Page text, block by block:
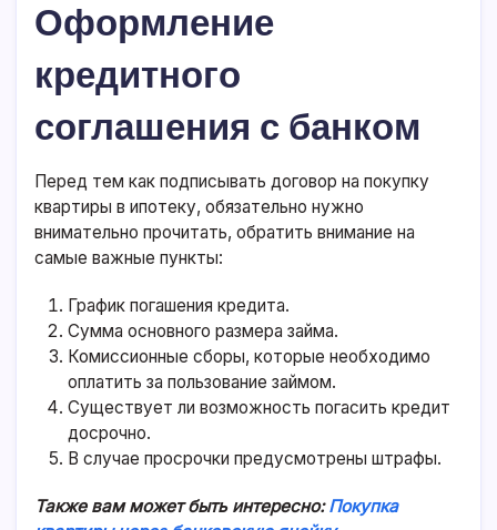
Оформление
кредитного
соглашения с банком
Перед тем как подписывать договор на покупку
квартиры в ипотеку, обязательно нужно
внимательно прочитать, обратить внимание на
самые важные пункты:
График погашения кредита.
Сумма основного размера займа.
Комиссионные сборы, которые необходимо
оплатить за пользование займом.
Существует ли возможность погасить кредит
досрочно.
В случае просрочки предусмотрены штрафы.
Также вам может быть интересно:Покупка